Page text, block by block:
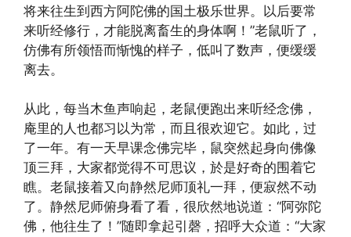
将来往生到西方阿陀佛的国土极乐世界。以后要常
来听经修行，才能脱离畜生的身体啊！”老鼠听了，
仿佛有所领悟而惭愧的样子，低叫了数声，便缓缓
离去。
从此，每当木鱼声响起，老鼠便跑出来听经念佛，
庵里的人也都习以为常，而且很欢迎它。如此，过
了一年。有一天早课念佛完毕，鼠突然起身向佛像
顶三拜，大家都觉得不可思议，於是好奇的围着它
瞧。老鼠接着又向静然尼师顶礼一拜，便寂然不动
了。静然尼师俯身看了看，很欣然地说道：“阿弥陀
佛，他往生了！”随即拿起引磬，招呼大众道：“大家